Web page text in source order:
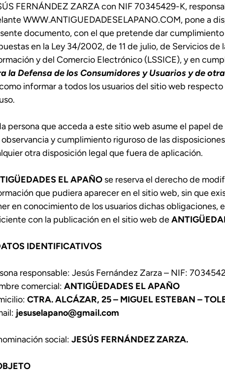
FERNÁNDEZ ZARZA con NIF 70345429-K,
WWW.ANTIGUEDADESELAPANO.COM, pone a
documento, con el que pretende dar cumplimiento
en la Ley 34/2002, de 11 de julio, de Servicios de
y del Comercio Electrónico (LSSICE), y en
la Defensa de los Consumidores y Usuarios y de
informar a todos los usuarios del sitio web
persona que acceda a este sitio web asume el papel
observancia y cumplimiento riguroso de las
otra disposición legal que fuera de aplicación.
EL APAÑO se reserva el derecho de
que pudiera aparecer en el sitio web, sin que
en conocimiento de los usuarios dichas obligaciones,
con la publicación en el sitio web de
IDENTIFICATIVOS
responsable: Jesús Fernández Zarza – NIF:
comercial: ANTIGÜEDADES EL APAÑO
CTRA. ALCÁZAR, 25 – MIGUEL ESTEBAN –
jesuselapano@gmail.com
social: JESÚS FERNÁNDEZ ZARZA.